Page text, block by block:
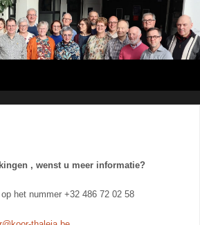
, wenst u meer informatie?
het nummer +32 486 72 02 58